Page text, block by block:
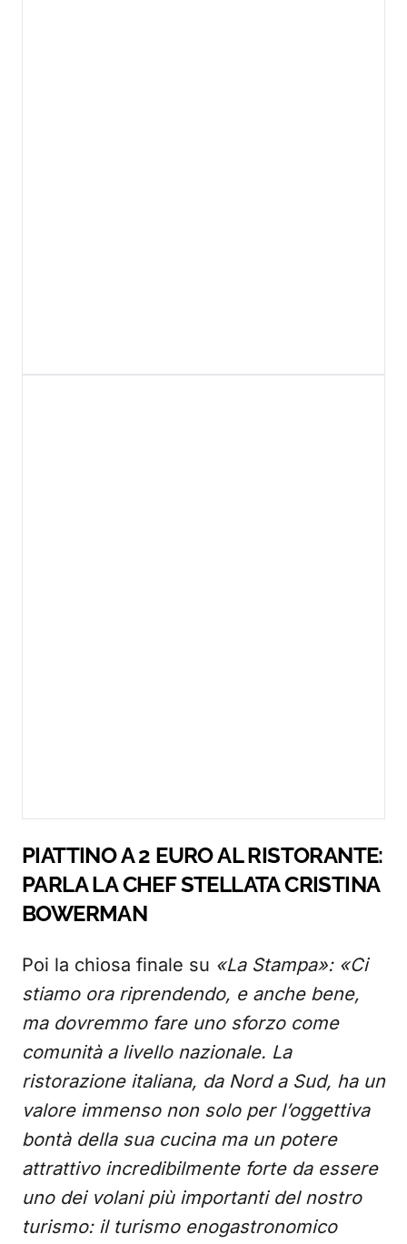
PIATTINO A 2 EURO AL RISTORANTE:
PARLA LA CHEF STELLATA CRISTINA
BOWERMAN
Poi la chiosa finale su «La Stampa»: «Ci
stiamo ora riprendendo, e anche bene,
ma dovremmo fare uno sforzo come
comunità a livello nazionale. La
ristorazione italiana, da Nord a Sud, ha un
valore immenso non solo per l’oggettiva
bontà della sua cucina ma un potere
attrattivo incredibilmente forte da essere
uno dei volani più importanti del nostro
turismo: il turismo enogastronomico